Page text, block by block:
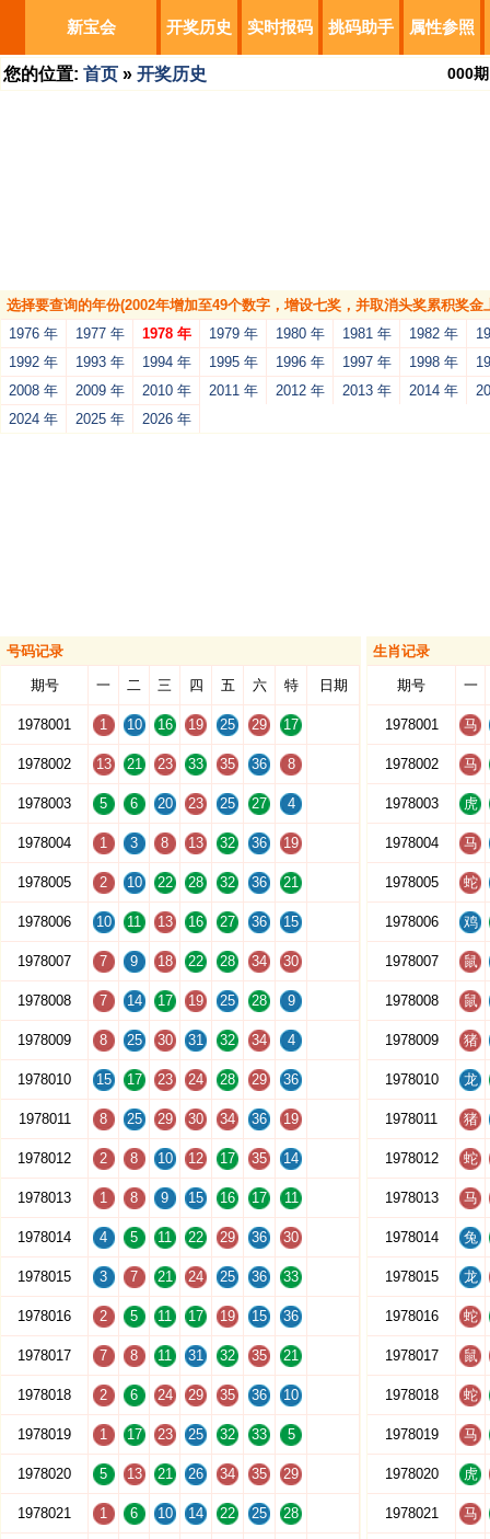
新宝会 开奖历史 实时报码 挑码助手 属性参照
您的位置: 首页 » 开奖历史 000期
选择要查询的年份(2002年增加至49个数字，增设七奖，并取消头奖累积奖
1976 年
1977 年 1978 年 1979 年 1980 年 1981 年 1982 年
1992 年
1993 年 1994 年 1995 年 1996 年 1997 年 1998 年
2008 年
2009 年 2010 年 2011 年 2012 年 2013 年 2014 年
2024 年
2025 年 2026 年
号码记录
期号 一 二 三 四 五 六 特 日期
1978001 1 10 16 19 25 29 17
1978002 13 21 23 33 35 36 8
1978003 5 6 20 23 25 27 4
1978004 1 3 8 13 32 36 19
1978005 2 10 22 28 32 36 21
1978006 10 11 13 16 27 36 15
1978007 7 9 18 22 28 34 30
1978008 7 14 17 19 25 28 9
1978009 8 25 30 31 32 34 4
1978010 15 17 23 24 28 29 36
1978011 8 25 29 30 34 36 19
1978012 2 8 10 12 17 35 14
1978013 1 8 9 15 16 17 11
1978014 4 5 11 22 29 36 30
1978015 3 7 21 24 25 36 33
1978016 2 5 11 17 19 15 36
1978017 7 8 11 31 32 35 21
1978018 2 6 24 29 35 36 10
1978019 1 17 23 25 32 33 5
1978020 5 13 21 26 34 35 29
1978021 1 6 10 14 22 25 28
生肖记录
期号 一
1978001 马
1978002 马
1978003 虎
1978004 马
1978005 蛇
1978006 鸡
1978007 鼠
1978008 鼠
1978009 猪
1978010 龙
1978011 猪
1978012 蛇
1978013 马
1978014 兔
1978015 龙
1978016 蛇
1978017 鼠
1978018 蛇
1978019 马
1978020 虎
1978021 马